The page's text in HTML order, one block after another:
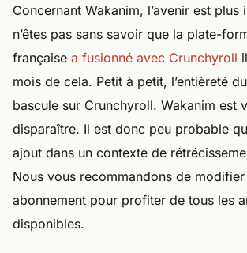
Concernant Wakanim, l’avenir est plus
n’êtes pas sans savoir que la plate-
française a fusionné avec Crunchyroll
mois de cela. Petit à petit, l’entièreté
bascule sur Crunchyroll. Wakanim est
disparaître. Il est donc peu probable
ajout dans un contexte de
Nous vous recommandons de
abonnement pour profiter de tous les
disponibles.